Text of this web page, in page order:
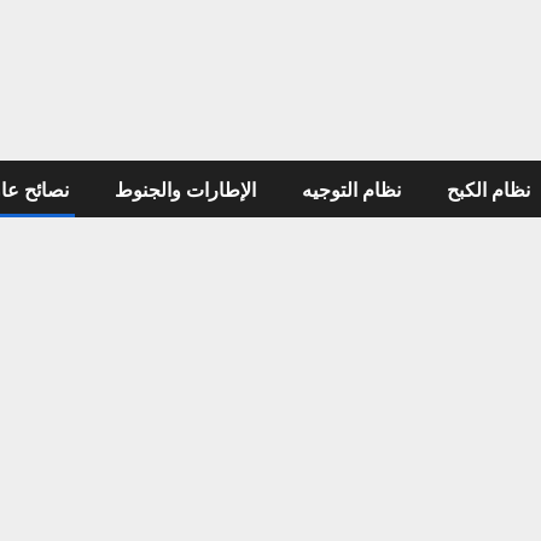
نظام التوجيه الإطارات والجنوط نصائح